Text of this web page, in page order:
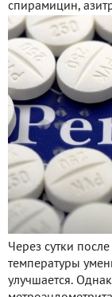
спирамицин,
Через сутки
температуры
улучшается.